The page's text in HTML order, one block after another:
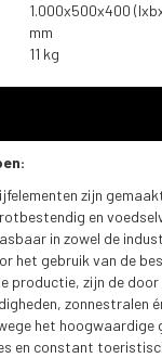
1.000x500x400
mm
11 kg
zijn
en
in zowel de
het gebruik van de
productie, zijn de
zonnestralen
het hoogwaardige
en constant